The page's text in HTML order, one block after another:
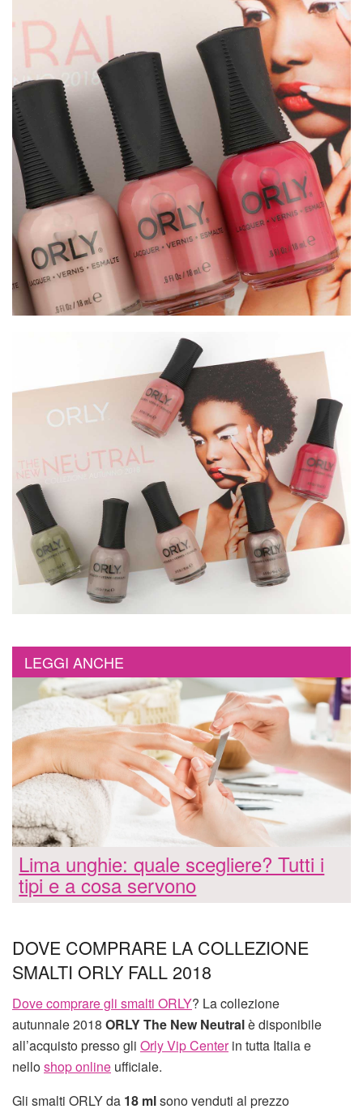
LEGGI ANCHE
Lima unghie: quale scegliere? Tutti i
tipi e a cosa servono
DOVE COMPRARE LA COLLEZIONE
SMALTI ORLY FALL 2018
Dove comprare gli smalti ORLY? La collezione
autunnale 2018 ORLY The New Neutralè disponibile
all’acquisto presso gli Orly Vip Centerin tutta Italia e
nelloshop online ufficiale.
Gli smalti ORLY da 18 mlsono venduti al prezzo